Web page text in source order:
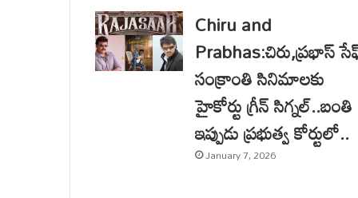
Chiru and
Prabhas:చిరు,ప్రభాస్
సంక్రాంతి సినిమాలకు
హైకోర్టు గ్రీన్ సిగ్నల్..బంతి
ఇప్పుడు ప్రభుత్వ కోర్టులో..
January 7, 2026